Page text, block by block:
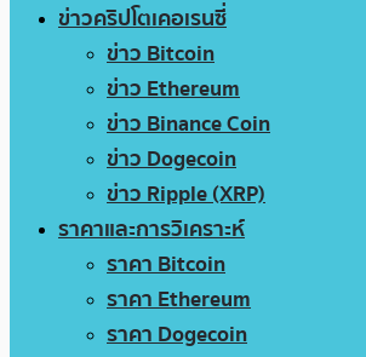
ข่าวคริปโตเคอเรนซี่
ข่าว Bitcoin
ข่าว Ethereum
ข่าว Binance Coin
ข่าว Dogecoin
ข่าว Ripple (XRP)
ราคาและการวิเคราะห์
ราคา Bitcoin
ราคา Ethereum
ราคา Dogecoin